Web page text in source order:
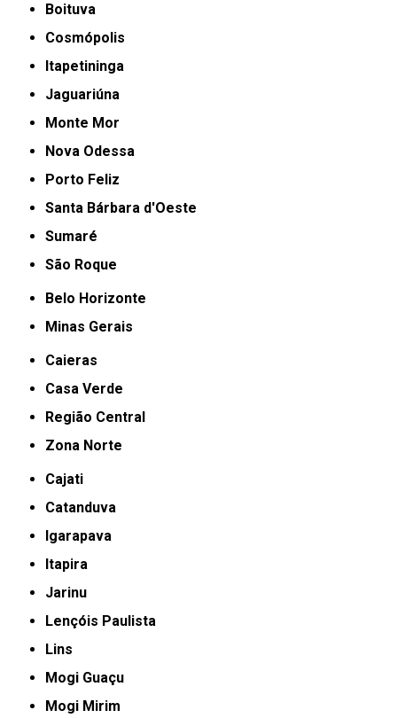
Boituva
Cosmópolis
Itapetininga
Jaguariúna
Monte Mor
Nova Odessa
Porto Feliz
Santa Bárbara d'Oeste
Sumaré
São Roque
Belo Horizonte
Minas Gerais
Caieras
Casa Verde
Região Central
Zona Norte
Cajati
Catanduva
Igarapava
Itapira
Jarinu
Lençóis Paulista
Lins
Mogi Guaçu
Mogi Mirim